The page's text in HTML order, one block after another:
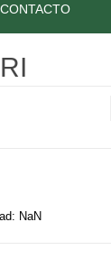
CONTACTO
NaN